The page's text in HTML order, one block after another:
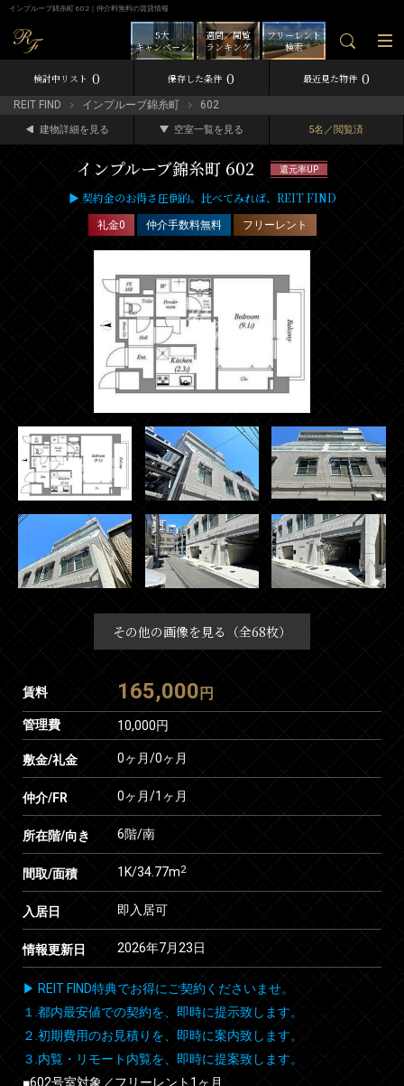
インプルーブ錦糸町 602｜仲介料無料の賃貸情報
フリーレント
検索
週間／閲覧
ランキング
5大
キャンペーン
検討中リスト 0 保存した条件 0 最近見た物件 0
REIT FIND インプルーブ錦糸町 602
建物詳細を見る 空室一覧を見る 5名／閲覧済
インプルーブ錦糸町 602 還元率UP
▶ 契約金のお得さ圧倒的。比べてみれば、REIT FIND
礼金0 仲介手数料無料 フリーレント
その他の画像を見る（全68枚）
賃料 165,000 円
管理費 10,000円
敷金/礼金 0ヶ月/0ヶ月
仲介/FR 0ヶ月/1ヶ月
所在階/向き 6階/南
間取/面積 1K/34.77m2
入居日 即入居可
情報更新日 2026年7月23日
▶ REIT FIND特典でお得にご契約くださいませ。
１.都内最安値での契約を、即時に提示致します。
２.初期費用のお見積りを、即時に案内致します。
３.内覧・リモート内覧を、即時に提案致します。
■602号室対象／フリーレント1ヶ月